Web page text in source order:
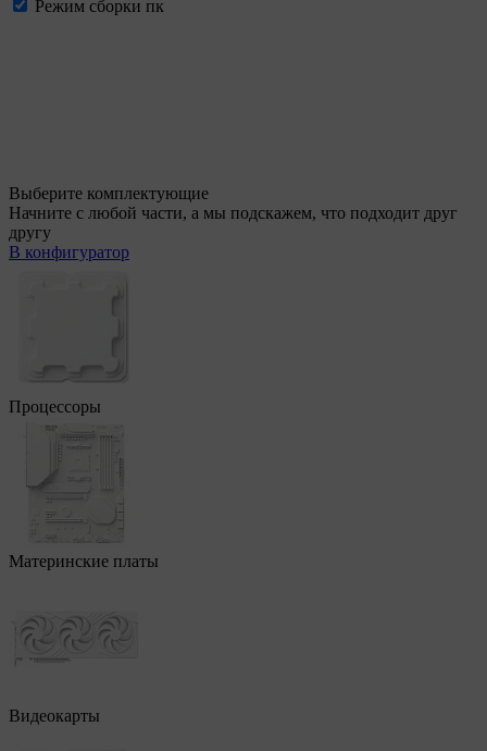
Режим сборки пк
Выберите комплектующие
Начните с любой части, а мы подскажем, что подходит друг
другу
В конфигуратор
Процессоры
Материнские платы
Видеокарты